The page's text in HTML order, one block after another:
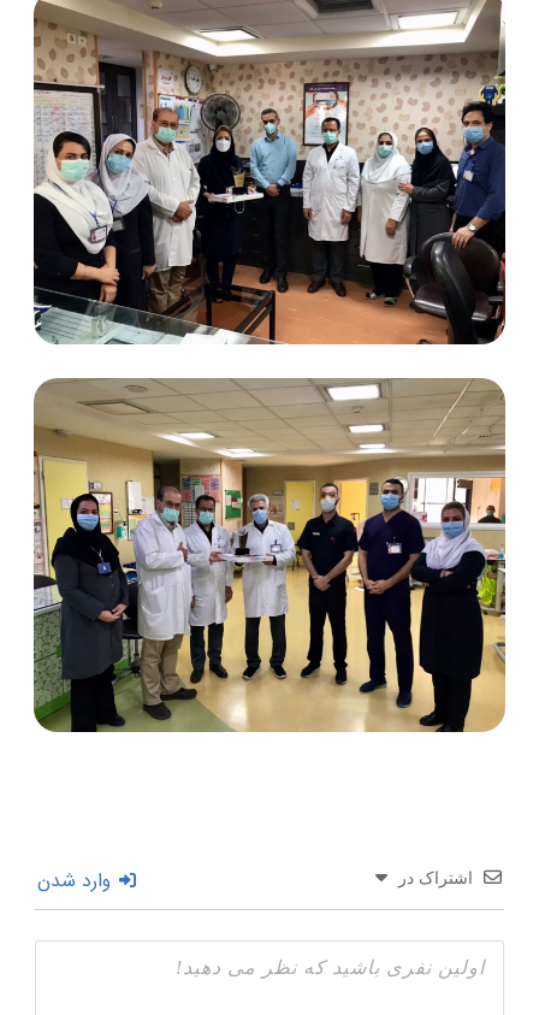
اشتراک در وارد شدن